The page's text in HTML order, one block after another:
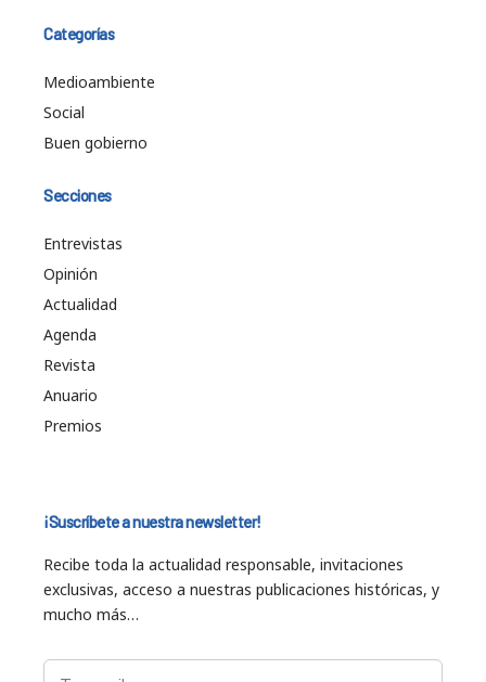
Categorías
Medioambiente
Social
Buen gobierno
Secciones
Entrevistas
Opinión
Actualidad
Agenda
Revista
Anuario
Premios
¡Suscríbete a nuestra newsletter!
Recibe toda la actualidad responsable, invitaciones
exclusivas, acceso a nuestras publicaciones históricas, y
mucho más…